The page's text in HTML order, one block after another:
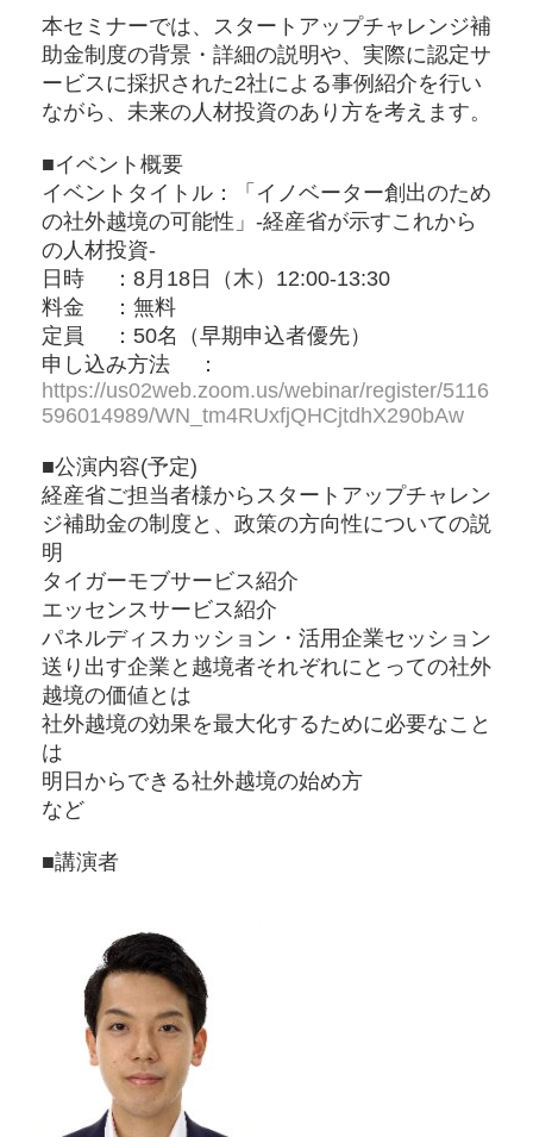
本セミナーでは、スタートアップチャレンジ補
助金制度の背景・詳細の説明や、実際に認定サ
ービスに採択された2社による事例紹介を行い
ながら、未来の人材投資のあり方を考えます。
■イベント概要
イベントタイトル：「イノベーター創出のため
の社外越境の可能性」-経産省が示すこれから
の人材投資-
日時 ：8月18日（木）12:00-13:30
料金 ：無料
定員 ：50名（早期申込者優先）
申し込み方法 ：
https://us02web.zoom.us/webinar/register/5116
596014989/WN_tm4RUxfjQHCjtdhX290bAw
■公演内容(予定)
経産省ご担当者様からスタートアップチャレン
ジ補助金の制度と、政策の方向性についての説
明
タイガーモブサービス紹介
エッセンスサービス紹介
パネルディスカッション・活用企業セッション
送り出す企業と越境者それぞれにとっての社外
越境の価値とは
社外越境の効果を最大化するために必要なこと
は
明日からできる社外越境の始め方
など
■講演者